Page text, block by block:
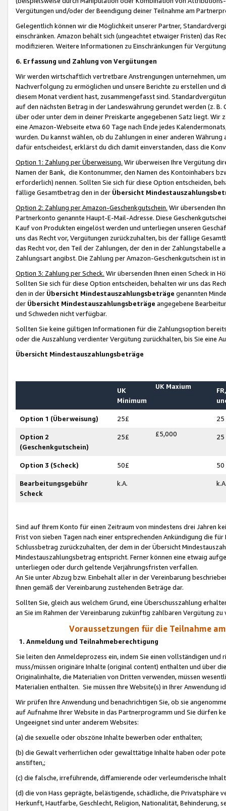
Vergütungen und/oder der Beendigung deiner Teilnahme am
Gelegentlich können wir die Möglichkeit unserer Partner,
einschränken. Amazon behält sich (ungeachtet etwaiger Fristen) das
modifizieren. Weitere Informationen zu Einschränkungen für
6. Erfassung und Zahlung von Vergütungen
Wir werden wirtschaftlich vertretbare Anstrengungen unternehmen,
Nachverfolgung zu ermöglichen und unsere Berichte zu erstellen und
diesem Monat verdient hast, zusammengefasst sind.
auf den nächsten Betrag in der Landeswährung gerundet werden (z.
über oder unter dem in deiner Preiskarte angegebenen Satz liegt.
eine Amazon-Webseite etwa 60 Tage nach Ende jedes
wurden. Du kannst wählen, ob du Zahlungen in einer anderen
dafür entscheidest, erklärst du dich damit einverstanden, dass die
Option 1: Zahlung per Überweisung. Wir überweisen Ihre Vergütung
Namen der Bank, die Kontonummer, den Namen des Kontoinhabers
erforderlich) nennen. Sollten Sie sich für diese Option entscheiden,
fällige Gesamtbetrag den in der Übersicht
Option 2: Zahlung per Amazon-Geschenkgutschein. Wir übersenden
Partnerkonto genannte Haupt-E-Mail-Adresse. Diese
Kauf von Produkten eingelöst werden und unterliegen unseren
uns das Recht vor, Vergütungen zurückzuhalten, bis der fällige
das Recht vor, den Teil der Zahlungen, der den in der
Zahlungsart angibst. Die Zahlung per Amazon-Geschenkgutschein ist
Option 3: Zahlung per Scheck. Wir übersenden Ihnen einen Scheck in
Sollten Sie sich für diese Option entscheiden, behalten wir uns das
den in der Übersicht Mindestauszahlungsbeträge genannten
der Übersicht Mindestauszahlungsbeträge angegebene
und Schweden nicht verfügbar.
Sollten Sie keine gültigen Informationen für die Zahlungsoption
oder die Auszahlung verdienter Vergütung zurückhalten, bis Sie
Übersicht Mindestauszahlungsbeträge
UK
Minimum
UK Maxium
Option 1 (Überweisung) 25£ 25
Option 2
(Geschenkgutschein)
25£ £5,000 25
Option 3 (Scheck) 50£ 50
Bearbeitungsgebühr
Scheck
k.A.
Sind auf Ihrem Konto für einen Zeitraum von mindestens drei Jahren
Frist von sieben Tagen nach einer entsprechenden Ankündigung die
Schlussbetrag zurückzuhalten, der dem in der Übersicht
Mindestauszahlungsbetrag entspricht. Ferner können eine etwaig
unterliegen oder durch geltende Verjährungsfristen verfallen.
An Sie unter Abzug bzw. Einbehalt aller in der Vereinbarung
Ihnen gemäß der Vereinbarung zustehenden Beträge dar.
Sollten Sie, gleich aus welchem Grund, eine Überschusszahlung
an Sie im Rahmen der Vereinbarung zukünftig zahlbaren Vergütung zu
Voraussetzungen für die Teilnahme
1. Anmeldung und Teilnahmeberechtigung
Sie leiten den Anmeldeprozess ein, indem Sie einen vollständigen
muss/müssen originäre Inhalte (original content) enthalten und über
Originalinhalte, die Materialien von Dritten verwenden, müssen
Materialien enthalten. Sie müssen Ihre Website(s) in Ihrer Anwendung
Wir prüfen Ihre Anwendung und benachrichtigen Sie, ob sie
auf Aufnahme Ihrer Website in das Partnerprogramm und Sie dürfen
Ungeeignet sind unter anderem Websites:
(a) die sexuelle oder obszöne Inhalte bewerben oder enthalten;
(b) die Gewalt verherrlichen oder gewalttätige Inhalte haben oder
anstiften,;
(c) die falsche, irreführende, diffamierende oder verleumderische
(d) die von Hass geprägte, belästigende, schädliche, die Privatsphäre
Herkunft, Hautfarbe, Geschlecht, Religion, Nationalität, Behinderung,